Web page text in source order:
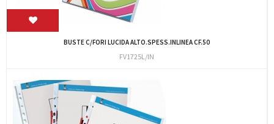
BUSTE C/FORI LUCIDA ALTO.SPESS.INLINEA CF.50
FV1725L/IN